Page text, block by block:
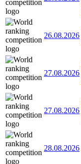
26.08.2026
27.08.2026
27.08.2026
28.08.2026